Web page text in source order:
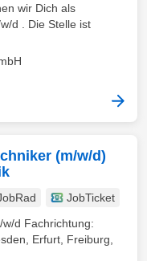
wir Dich als
d . Die Stelle ist
(m/w/d)
JobTicket
d Fachrichtung:
Erfurt, Freiburg,